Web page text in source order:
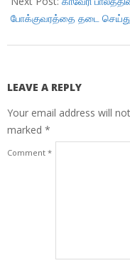
போக்குவரத்தை தடை
LEAVE A REPLY
Your email address will
marked *
Comment *